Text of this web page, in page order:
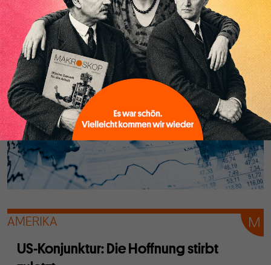
den Köpfen verankern – und damit die technische
Bedingtheit der Verteilung. Doch der technologische
Determinismus wird schnell zur Ironie.
AMERIKA
US-Konjunktur: Die Hoffnung stirbt